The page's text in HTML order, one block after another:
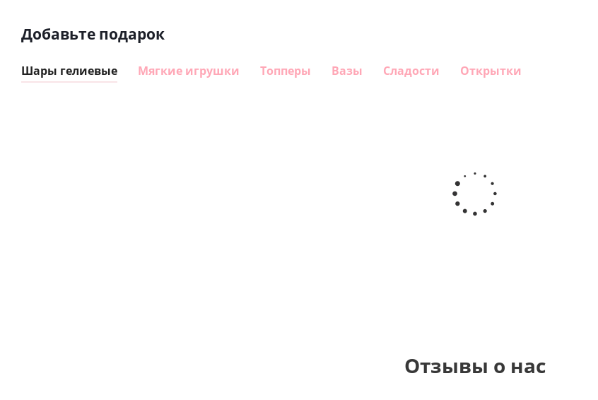
Добавьте подарок
Шары гелиевые Мягкие игрушки Топперы Вазы Сладости Открытки
гелиевый
цифра 1
(40х102
Отзывы о нас